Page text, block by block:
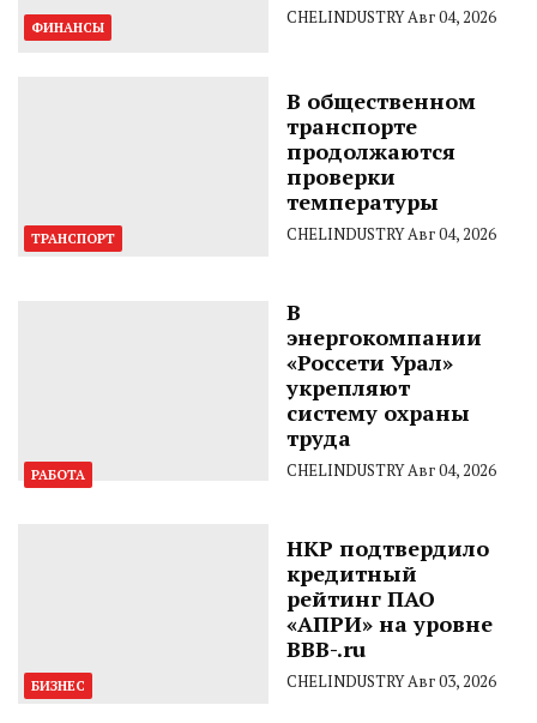
ФИНАНСЫ CHELINDUSTRYАвг 04, 2026
ТРАНСПОРТ
В общественном
транспорте
продолжаются
проверки
температуры
CHELINDUSTRYАвг 04, 2026
РАБОТА
В
энергокомпании
«Россети Урал»
укрепляют
систему охраны
труда
CHELINDUSTRYАвг 04, 2026
БИЗНЕС
НКР подтвердило
кредитный
рейтинг ПАО
«АПРИ» на уровне
BBB-.ru
CHELINDUSTRYАвг 03, 2026